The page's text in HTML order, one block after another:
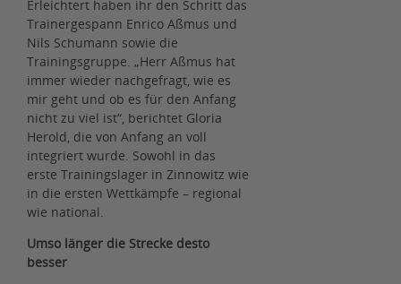
Erleichtert haben ihr den Schritt das
Trainergespann Enrico Aßmus und
Nils Schumann sowie die
Trainingsgruppe. „Herr Aßmus hat
immer wieder nachgefragt, wie es
mir geht und ob es für den Anfang
nicht zu viel ist“, berichtet Gloria
Herold, die von Anfang an voll
integriert wurde. Sowohl in das
erste Trainingslager in Zinnowitz wie
in die ersten Wettkämpfe – regional
wie national.
Umso länger die Strecke desto
besser